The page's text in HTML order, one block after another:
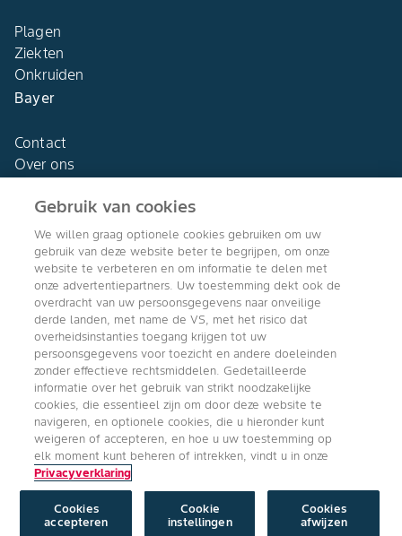
Plagen
Ziekten
Onkruiden
Bayer
Contact
Over ons
Agro Bayer
Nederland
Volg ons
Copyright © Bayer Crop Science 2024
Algemene Gebruiksvoorwaarden/Privacyverklaring/Imprint/Cookie
instellingen
Gebruik van cookies
We willen graag optionele cookies gebruiken om uw
gebruik van deze website beter te begrijpen, om onze
website te verbeteren en om informatie te delen met
onze advertentiepartners. Uw toestemming dekt ook de
overdracht van uw persoonsgegevens naar onveilige
derde landen, met name de VS, met het risico dat
overheidsinstanties toegang krijgen tot uw
persoonsgegevens voor toezicht en andere doeleinden
zonder effectieve rechtsmiddelen. Gedetailleerde
informatie over het gebruik van strikt noodzakelijke
cookies, die essentieel zijn om door deze website te
navigeren, en optionele cookies, die u hieronder kunt
weigeren of accepteren, en hoe u uw toestemming op
elk moment kunt beheren of intrekken, vindt u in onze
Privacyverklaring
Cookie
instellingen
Cookies
afwijzen
Cookies
accepteren